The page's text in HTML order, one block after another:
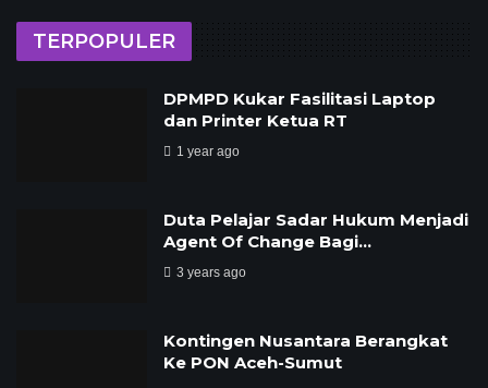
TERPOPULER
DPMPD Kukar Fasilitasi Laptop
dan Printer Ketua RT
1 year ago
Duta Pelajar Sadar Hukum Menjadi
Agent Of Change Bagi…
3 years ago
Kontingen Nusantara Berangkat
Ke PON Aceh-Sumut